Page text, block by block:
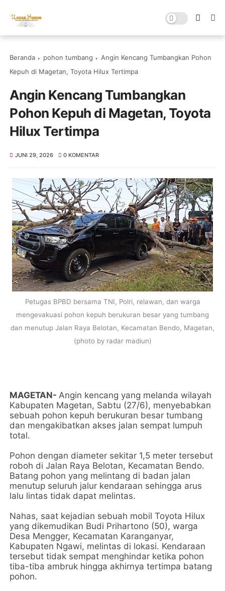
Beranda pohon tumbang
Angin Kencang Tumbangkan Pohon
Kepuh di Magetan, Toyota Hilux Tertimpa
Angin Kencang Tumbangkan
Pohon Kepuh di Magetan, Toyota
Hilux Tertimpa
JUNI 29, 2026 0 KOMENTAR
Petugas BPBD bersama TNI, Polri, relawan, dan warga
mengevakuasi pohon kepuh berukuran besar yang tumbang
dan menutup Jalan Raya Belotan, Kecamatan Bendo, Magetan,
(photo by radar madiun)
MAGETAN-Angin kencang yang melanda wilayah
Kabupaten Magetan, Sabtu (27/6), menyebabkan
sebuah pohon kepuh berukuran besar tumbang
dan mengakibatkan akses jalan sempat lumpuh
total.
Pohon dengan diameter sekitar 1,5 meter tersebut
roboh di Jalan Raya Belotan, Kecamatan Bendo.
Batang pohon yang melintang di badan jalan
menutup seluruh jalur kendaraan sehingga arus
lalu lintas tidak dapat melintas.
Nahas, saat kejadian sebuah mobil Toyota Hilux
yang dikemudikan Budi Prihartono (50), warga
Desa Mengger, Kecamatan Karanganyar,
Kabupaten Ngawi, melintas di lokasi. Kendaraan
tersebut tidak sempat menghindar ketika pohon
tiba-tiba ambruk hingga akhirnya tertimpa batang
pohon.